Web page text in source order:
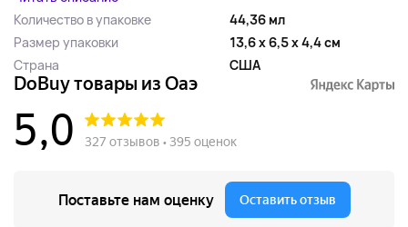
Количество в упаковке
44,36 мл
Размер упаковки
13,6 x 6,5 x 4,4 см
Страна
США